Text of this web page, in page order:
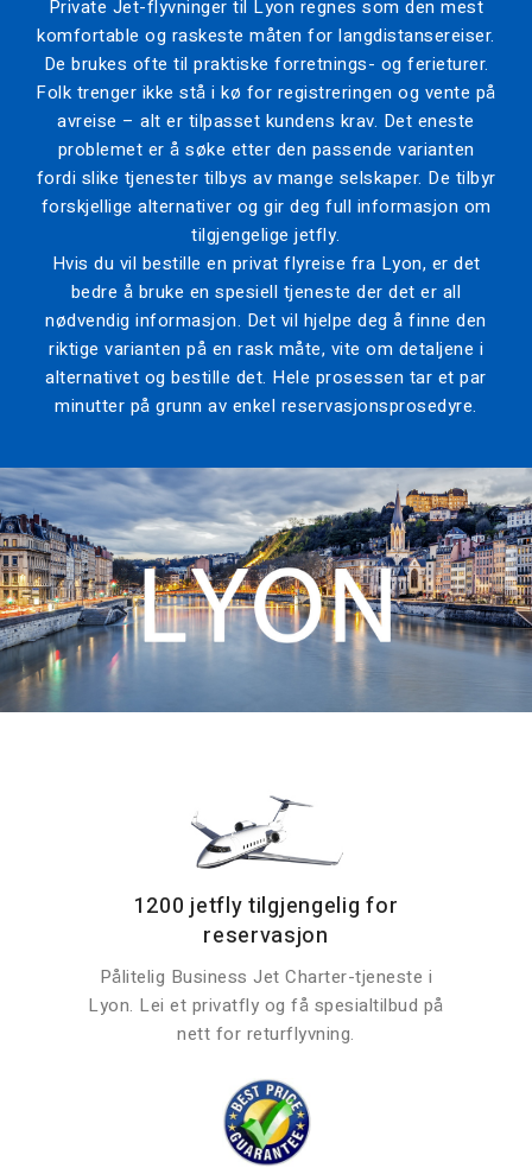
Private Jet-flyvninger til Lyon regnes som den mest
komfortable og raskeste måten for langdistansereiser.
De brukes ofte til praktiske forretnings- og ferieturer.
Folk trenger ikke stå i kø for registreringen og vente på
avreise – alt er tilpasset kundens krav. Det eneste
problemet er å søke etter den passende varianten
fordi slike tjenester tilbys av mange selskaper. De tilbyr
forskjellige alternativer og gir deg full informasjon om
tilgjengelige jetfly.
Hvis du vil bestille en privat flyreise fra Lyon, er det
bedre å bruke en spesiell tjeneste der det er all
nødvendig informasjon. Det vil hjelpe deg å finne den
riktige varianten på en rask måte, vite om detaljene i
alternativet og bestille det. Hele prosessen tar et par
minutter på grunn av enkel reservasjonsprosedyre.
1200 jetfly tilgjengelig for
reservasjon
Pålitelig Business Jet Charter-tjeneste i
Lyon. Lei et privatfly og få spesialtilbud på
nett for returflyvning.